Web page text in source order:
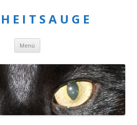
E I T S A U G E
Menü Springe
Inhalt